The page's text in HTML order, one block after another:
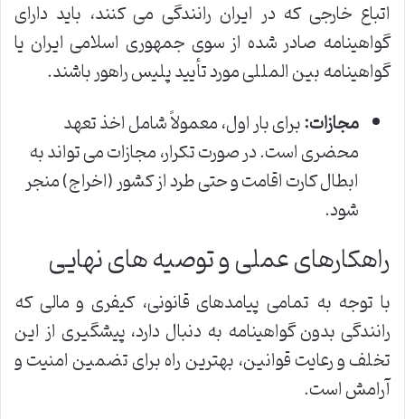
اتباع خارجی که در ایران رانندگی می کنند، باید دارای
گواهینامه صادر شده از سوی جمهوری اسلامی ایران یا
گواهینامه بین المللی مورد تأیید پلیس راهور باشند.
مجازات:برای بار اول، معمولاً شامل اخذ تعهد
محضری است. در صورت تکرار، مجازات می تواند به
ابطال کارت اقامت و حتی طرد از کشور (اخراج) منجر
شود.
راهکارهای عملی و توصیه های نهایی
با توجه به تمامی پیامدهای قانونی، کیفری و مالی که
رانندگی بدون گواهینامه به دنبال دارد، پیشگیری از این
تخلف و رعایت قوانین، بهترین راه برای تضمین امنیت و
آرامش است.